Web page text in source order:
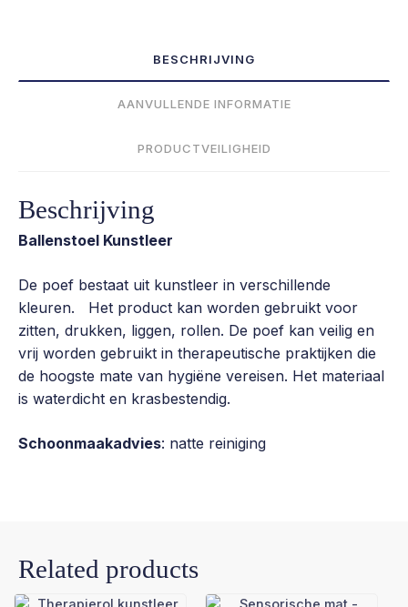
BESCHRIJVING
AANVULLENDE INFORMATIE
PRODUCTVEILIGHEID
Beschrijving
Ballenstoel Kunstleer
De poef bestaat uit kunstleer in verschillende
kleuren. Het product kan worden gebruikt voor
zitten, drukken, liggen, rollen. De poef kan veilig en
vrij worden gebruikt in therapeutische praktijken die
de hoogste mate van hygiëne vereisen. Het materiaal
is waterdicht en krasbestendig.
Schoonmaakadvies: natte reiniging
Related products